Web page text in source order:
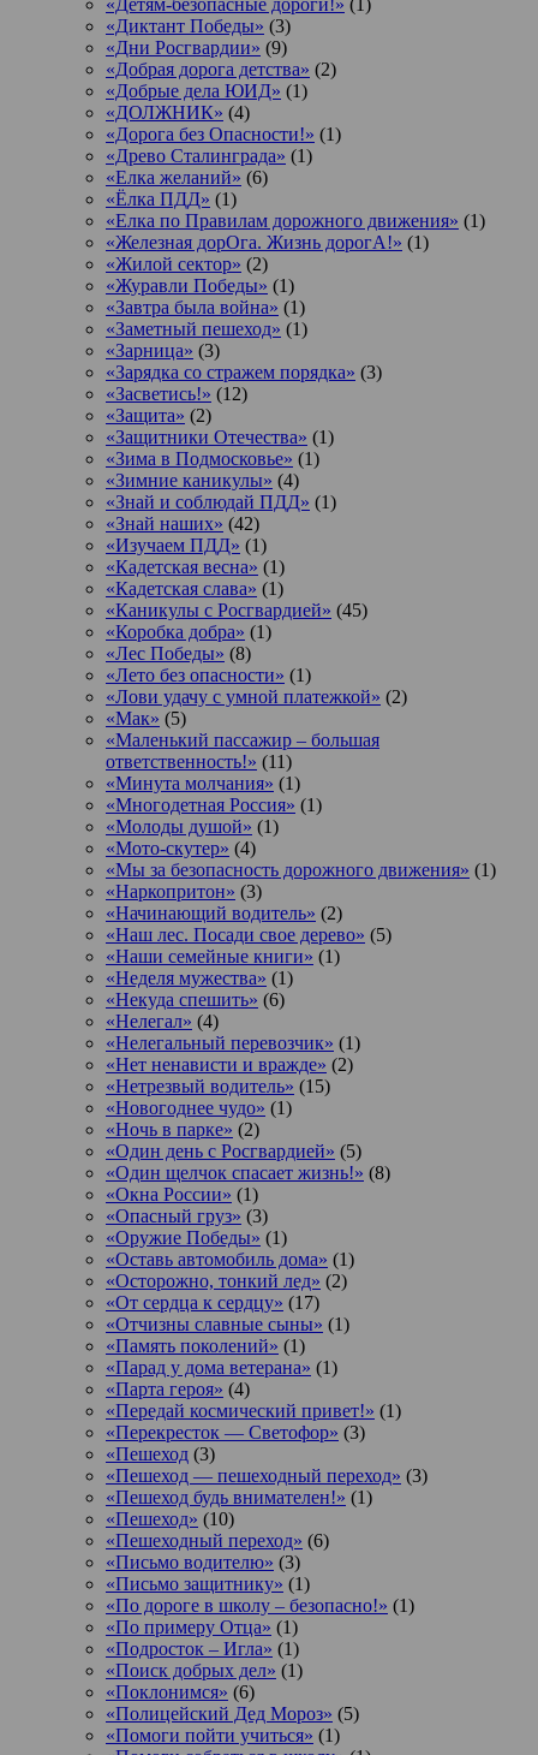
«Диктант Победы» (3)
«Дни Росгвардии» (9)
«Добрая дорога детства» (2)
«Добрые дела ЮИД» (1)
«ДОЛЖНИК» (4)
«Дорога без Опасности!» (1)
«Древо Сталинграда» (1)
«Елка желаний» (6)
«Ёлка ПДД» (1)
«Елка по Правилам дорожного движения» (1)
«Железная дорОга. Жизнь дорогА!» (1)
«Жилой сектор» (2)
«Журавли Победы» (1)
«Завтра была война» (1)
«Заметный пешеход» (1)
«Зарница» (3)
«Зарядка со стражем порядка» (3)
«Засветись!» (12)
«Защита» (2)
«Защитники Отечества» (1)
«Зима в Подмосковье» (1)
«Зимние каникулы» (4)
«Знай и соблюдай ПДД» (1)
«Знай наших» (42)
«Изучаем ПДД» (1)
«Кадетская весна» (1)
«Кадетская слава» (1)
«Каникулы с Росгвардией» (45)
«Коробка добра» (1)
«Лес Победы» (8)
«Лето без опасности» (1)
«Лови удачу с умной платежкой» (2)
«Мак» (5)
«Маленький пассажир – большая
ответственность!» (11)
«Минута молчания» (1)
«Многодетная Россия» (1)
«Молоды душой» (1)
«Мото-скутер» (4)
«Мы за безопасность дорожного движения» (1)
«Наркопритон» (3)
«Начинающий водитель» (2)
«Наш лес. Посади свое дерево» (5)
«Наши семейные книги» (1)
«Неделя мужества» (1)
«Некуда спешить» (6)
«Нелегал» (4)
«Нелегальный перевозчик» (1)
«Нет ненависти и вражде» (2)
«Нетрезвый водитель» (15)
«Новогоднее чудо» (1)
«Ночь в парке» (2)
«Один день с Росгвардией» (5)
«Один щелчок спасает жизнь!» (8)
«Окна России» (1)
«Опасный груз» (3)
«Оружие Победы» (1)
«Оставь автомобиль дома» (1)
«Осторожно, тонкий лед» (2)
«От сердца к сердцу» (17)
«Отчизны славные сыны» (1)
«Память поколений» (1)
«Парад у дома ветерана» (1)
«Парта героя» (4)
«Передай космический привет!» (1)
«Перекресток — Светофор» (3)
«Пешеход (3)
«Пешеход — пешеходный переход» (3)
«Пешеход будь внимателен!» (1)
«Пешеход» (10)
«Пешеходный переход» (6)
«Письмо водителю» (3)
«Письмо защитнику» (1)
«По дороге в школу – безопасно!» (1)
«По примеру Отца» (1)
«Подросток ‒ Игла» (1)
«Поиск добрых дел» (1)
«Поклонимся» (6)
«Полицейский Дед Мороз» (5)
«Помоги пойти учиться» (1)